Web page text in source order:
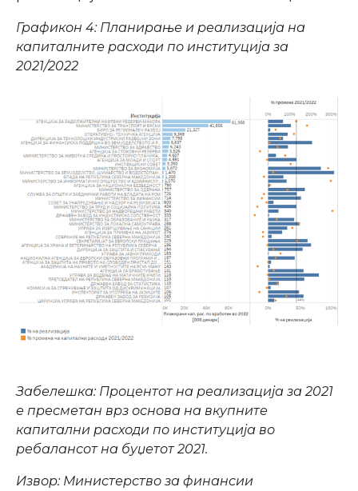
Графикон 4: Планирање и реализација на
капиталните расходи по институција за
2021/2022
Забелешка: Процентот на реализација за 2021
е пресметан врз основа на вкупните
капитални расходи по институција во
ребалансот на буџетот 2021.
Извор: Министерство за финансии